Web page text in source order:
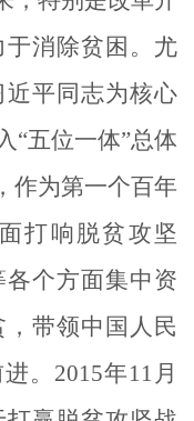
消除贫困。尤
平同志为核心
“五位一体”总体
作为第一个百年
打响脱贫攻坚
个方面集中资
带领中国人民
。 2015年11 月